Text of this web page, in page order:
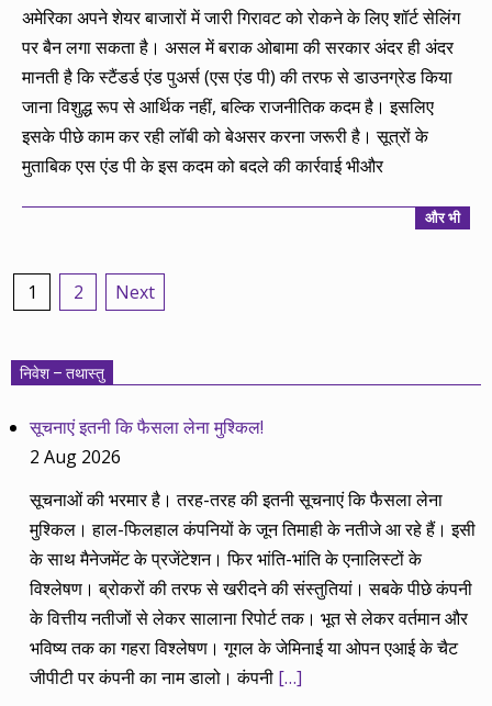
09
अमेरिका अपने शेयर बाजारों में जारी गिरावट को रोकने के लिए शॉर्ट सेलिंग
पर बैन लगा सकता है। असल में बराक ओबामा की सरकार अंदर ही अंदर
मानती है कि स्टैंडर्ड एंड पुअर्स (एस एंड पी) की तरफ से डाउनग्रेड किया
जाना विशुद्ध रूप से आर्थिक नहीं, बल्कि राजनीतिक कदम है। इसलिए
इसके पीछे काम कर रही लॉबी को बेअसर करना जरूरी है। सूत्रों के
मुताबिक एस एंड पी के इस कदम को बदले की कार्रवाई भीऔर
और भी
Posts
1 2 Next
निवेश – तथास्तु
सूचनाएं इतनी कि फैसला लेना मुश्किल!
2 Aug 2026
सूचनाओं की भरमार है। तरह-तरह की इतनी सूचनाएं कि फैसला लेना
मुश्किल। हाल-फिलहाल कंपनियों के जून तिमाही के नतीजे आ रहे हैं। इसी
के साथ मैनेजमेंट के प्रजेंटेशन। फिर भांति-भांति के एनालिस्टों के
विश्लेषण। ब्रोकरों की तरफ से खरीदने की संस्तुतियां। सबके पीछे कंपनी
के वित्तीय नतीजों से लेकर सालाना रिपोर्ट तक। भूत से लेकर वर्तमान और
भविष्य तक का गहरा विश्लेषण। गूगल के जेमिनाई या ओपन एआई के चैट
जीपीटी पर कंपनी का नाम डालो। कंपनी […]